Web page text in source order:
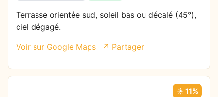
Terrasse orientée sud, soleil bas ou décalé (45°),
ciel dégagé.
Voir sur Google Maps ↗ Partager
☀️ 11%